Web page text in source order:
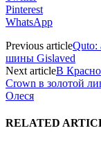
Pinterest
WhatsApp
Previous articleQuto:
шины Gislaved
Next articleВ
Crown в золотой
Олеся
RELATED